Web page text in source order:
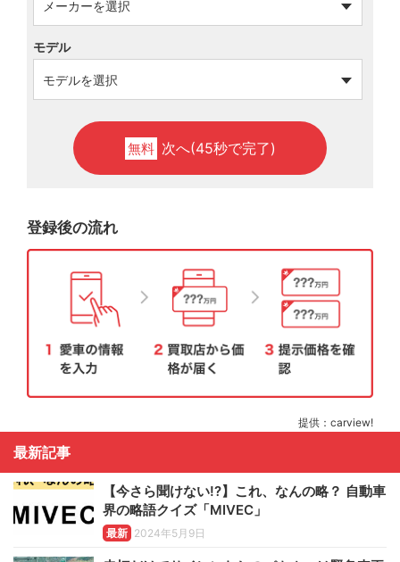
モデル
無料 次へ(45秒で完了)
登録後の流れ
提供：carview!
最新記事
【今さら聞けない!?】これ、なんの略？ 自動車
界の略語クイズ「MIVEC」
最新 2024年5月9日